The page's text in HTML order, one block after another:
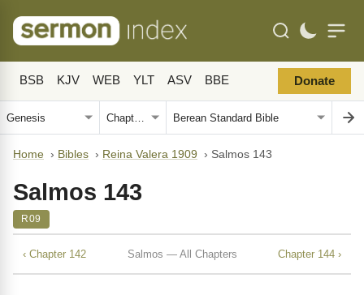
BSB KJV WEB YLT ASV BBE Donate
Home › Bibles › Reina Valera 1909 › Salmos 143
Salmos 143
R09
‹ Chapter 142 Salmos — All Chapters Chapter 144 ›